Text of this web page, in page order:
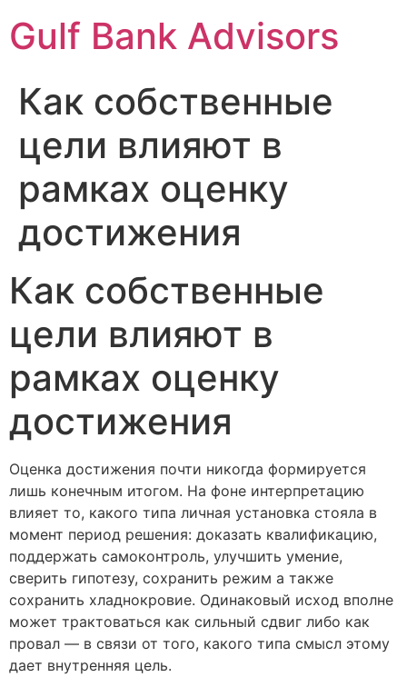
Gulf Bank Advisors
Как собственные
цели влияют в
рамках оценку
достижения
Как собственные
цели влияют в
рамках оценку
достижения
Оценка достижения почти никогда формируется
лишь конечным итогом. На фоне интерпретацию
влияет то, какого типа личная установка стояла в
момент период решения: доказать квалификацию,
поддержать самоконтроль, улучшить умение,
сверить гипотезу, сохранить режим а также
сохранить хладнокровие. Одинаковый исход вполне
может трактоваться как сильный сдвиг либо как
провал — в связи от того, какого типа смысл этому
дает внутренняя цель.